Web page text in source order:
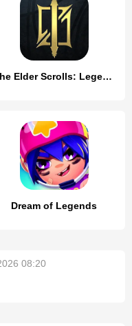
The Elder Scrolls: Legends
Dream of Legends
08:20